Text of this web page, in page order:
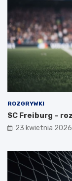
ROZGRYWKI
SC Freiburg –
23 kwietnia 2026